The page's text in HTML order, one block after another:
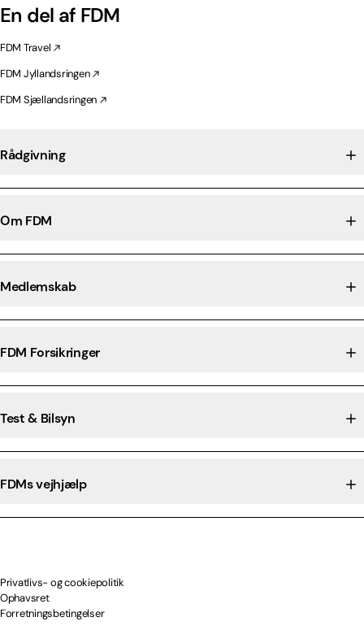
En del af FDM
FDM Travel
FDM Jyllandsringen
FDM Sjællandsringen
Rådgivning
Om FDM
Medlemskab
FDM Forsikringer
Test & Bilsyn
FDMs vejhjælp
Privatlivs- og cookiepolitik
Ophavsret
Forretningsbetingelser